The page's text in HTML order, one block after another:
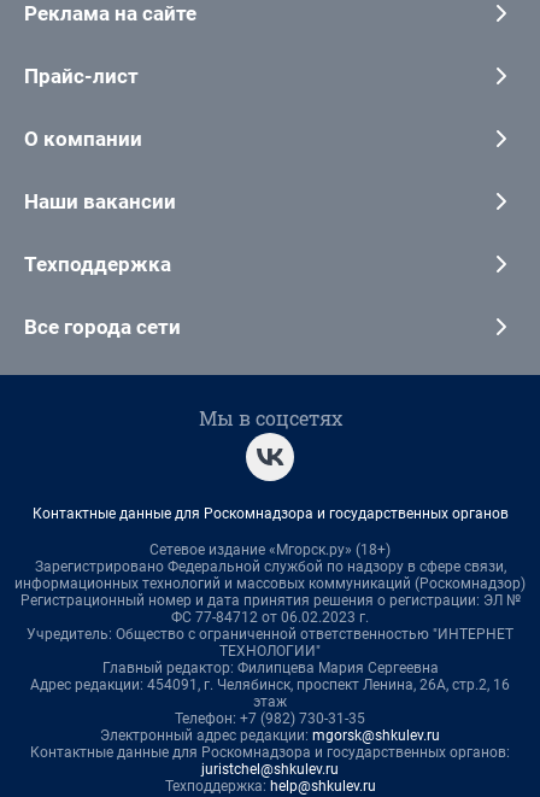
Реклама на сайте
Прайс-лист
О компании
Наши вакансии
Техподдержка
Все города сети
Мы в соцсетях
Контактные данные для Роскомнадзора и государственных органов
Сетевое издание «Мгорск.ру» (18+)
Зарегистрировано Федеральной службой по надзору в сфере связи,
информационных технологий и массовых коммуникаций (Роскомнадзор)
Регистрационный номер и дата принятия решения о регистрации: ЭЛ №
ФС 77-84712 от 06.02.2023 г.
Учредитель: Общество с ограниченной ответственностью "ИНТЕРНЕТ
ТЕХНОЛОГИИ"
Главный редактор: Филипцева Мария Сергеевна
Адрес редакции: 454091, г. Челябинск, проспект Ленина, 26А, стр.2, 16
этаж
Телефон: +7 (982) 730-31-35
Электронный адрес редакции: mgorsk@shkulev.ru
Контактные данные для Роскомнадзора и государственных органов:
juristchel@shkulev.ru
Техподдержка: help@shkulev.ru